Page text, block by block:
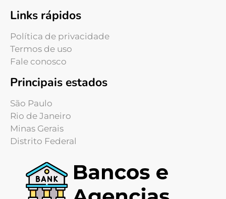
Links rápidos
Política de privacidade
Termos de uso
Fale conosco
Principais estados
São Paulo
Rio de Janeiro
Minas Gerais
Distrito Federal